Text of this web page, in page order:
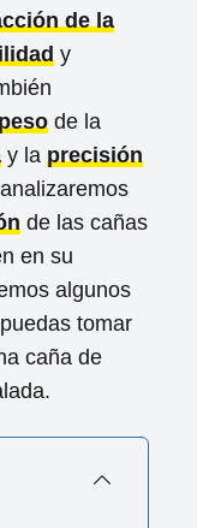
de la
y
de la
y la precisión
de las cañas
en su
algunos
tomar
caña de